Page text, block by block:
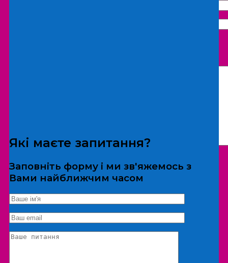
*Дані не передаються третім особам
Екскурсія/локація
Які маєте запитання?
Заповніть форму і ми зв'яжемось з
Вами найближчим часом